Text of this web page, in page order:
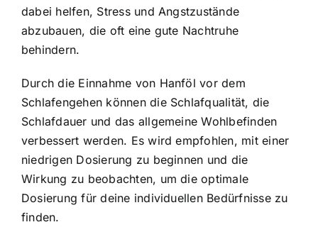
dabei helfen, Stress und Angstzustände
abzubauen, die oft eine gute Nachtruhe
behindern.
Durch die Einnahme von Hanföl vor dem
Schlafengehen können die Schlafqualität, die
Schlafdauer und das allgemeine Wohlbefinden
verbessert werden. Es wird empfohlen, mit einer
niedrigen Dosierung zu beginnen und die
Wirkung zu beobachten, um die optimale
Dosierung für deine individuellen Bedürfnisse zu
finden.